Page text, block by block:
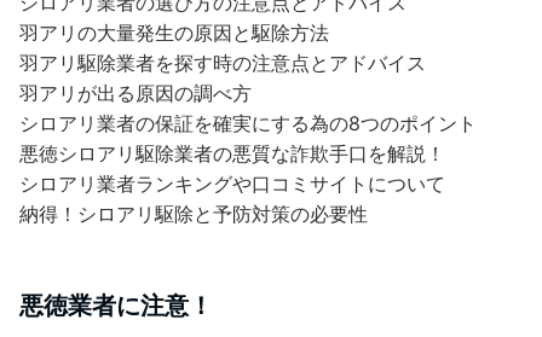
羽アリの大量発生の原因と駆除方法
羽アリ駆除業者を探す時の注意点とアドバイス
羽アリが出る原因の調べ方
シロアリ業者の保証を確実にする為の8つのポイント
悪徳シロアリ駆除業者の悪質な詐欺手口を解説！
シロアリ業者ランキングや口コミサイトについて
納得！シロアリ駆除と予防対策の必要性
悪徳業者に注意！